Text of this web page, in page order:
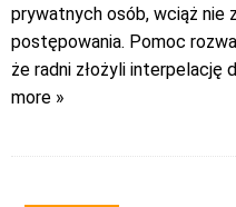
prywatnych osób, wciąż nie
postępowania. Pomoc
że radni złożyli interpelację
more »